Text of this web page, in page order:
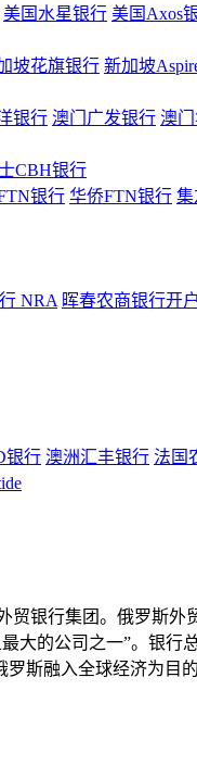
美国水星银行 美国Axos
坡花旗银行 新加坡
银行 澳门广发银行 澳
CBH银行
银行 华侨FTN银行
NRA 晖春农商银行开户
银行 澳洲汇丰银行 法国
银行集团。俄罗斯外
大的公司之一”。银行
斯融入全球经济为目